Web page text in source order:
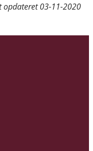
opdateret03-11-2020